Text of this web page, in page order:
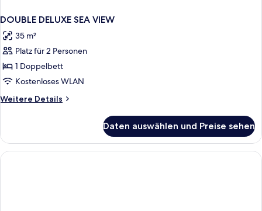
DOUBLE DELUXE SEA VIEW
35 m²
Platz für 2 Personen
1 Doppelbett
Kostenloses WLAN
Weitere Details
Weitere
DELUXE
SEA
VIEW
Daten auswählen und Preise sehen